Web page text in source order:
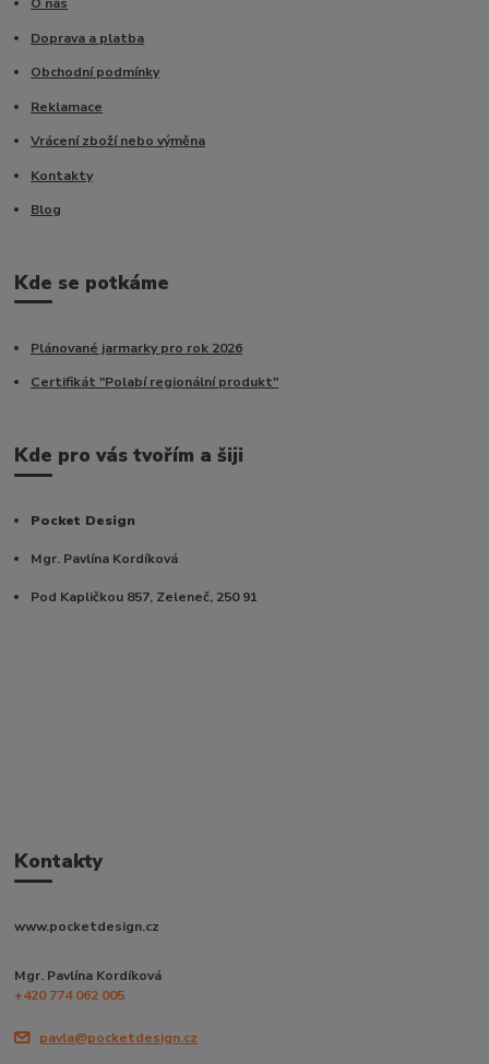
Doprava a platba
Obchodní podmínky
Reklamace
Vrácení zboží nebo výměna
Kontakty
Blog
Kde se potkáme
Plánované jarmarky pro rok 2026
Certifikát "Polabí regionální produkt"
Kde pro vás tvořím a šiji
Pocket Design
Mgr. Pavlína Kordíková
Pod Kapličkou 857, Zeleneč, 250 91
Kontakty
www.pocketdesign.cz
Mgr. Pavlína Kordíková
+420 774 062 005
pavla@pocketdesign.cz